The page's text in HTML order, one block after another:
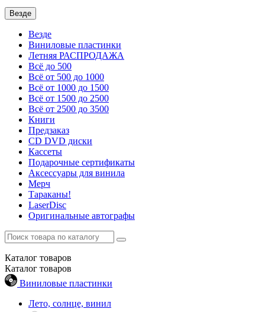
Везде
Везде
Виниловые пластинки
Летняя РАСПРОДАЖА
Всё до 500
Всё от 500 до 1000
Всё от 1000 до 1500
Всё от 1500 до 2500
Всё от 2500 до 3500
Книги
Предзаказ
CD DVD диски
Кассеты
Подарочные сертификаты
Аксессуары для винила
Мерч
Тараканы!
LaserDisc
Оригинальные автографы
Каталог товаров
Каталог товаров
Виниловые пластинки
Лето, солнце, винил